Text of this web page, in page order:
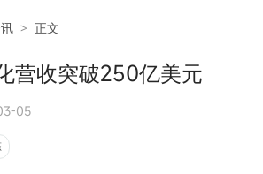
> 正文
营收突破250亿美元
05